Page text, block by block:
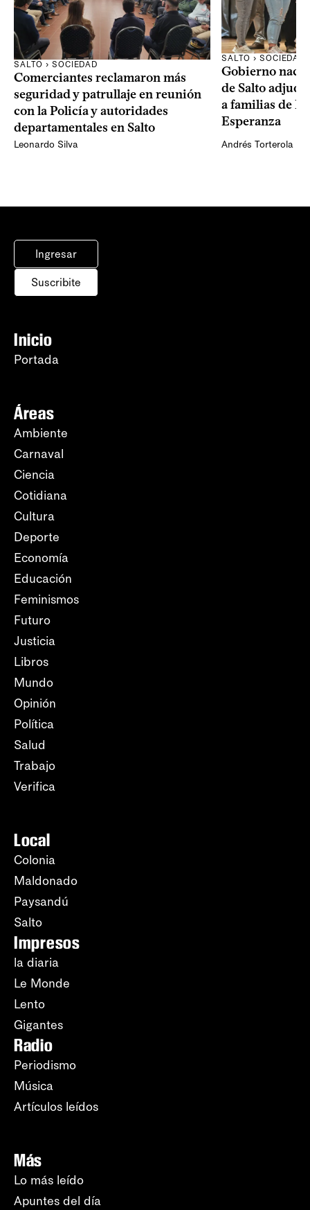
SALTO › SOCIEDAD
Comerciantes reclamaron más
seguridad y patrullaje en reunión
con la Policía y autoridades
departamentales en Salto
Leonardo Silva
SALTO › SOCIEDAD
Gobierno
de Salto
a familias de
Esperanza
Andrés Torterola
Ingresar
Suscribite
Inicio
Portada
Áreas
Ambiente
Carnaval
Ciencia
Cotidiana
Cultura
Deporte
Economía
Educación
Feminismos
Futuro
Justicia
Libros
Mundo
Opinión
Política
Salud
Trabajo
Verifica
Local
Colonia
Maldonado
Paysandú
Salto
Impresos
la diaria
Le Monde
Lento
Gigantes
Radio
Periodismo
Música
Artículos leídos
Más
Lo más leído
Apuntes del día